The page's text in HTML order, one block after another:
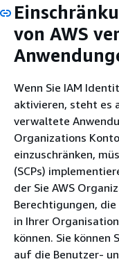
von AWS
Wenn Sie IAM
aktivieren, steht es
verwaltete
Organizations
einzuschränken,
(SCPs)
der Sie AWS
Berechtigungen,
in Ihrer
können. Sie können
auf die Benutzer-